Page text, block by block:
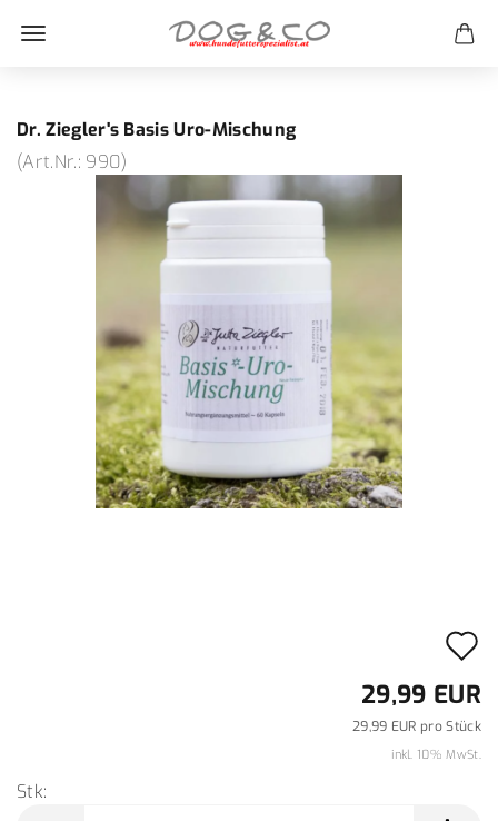
Dr. Ziegler's Basis Uro-Mischung
(Art.Nr.: 990)
29,99 EUR
29,99 EUR pro Stück
inkl. 10% MwSt.
Stk: